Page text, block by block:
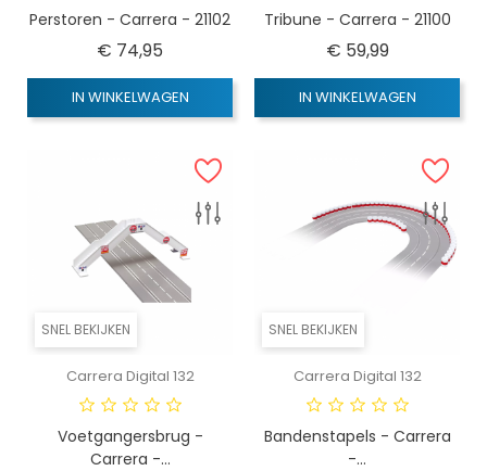
Perstoren - Carrera - 21102
€ 74,95
IN WINKELWAGEN
Tribune - Carrera - 21100
€ 59,99Prijs
IN WINKELWAGEN
SNEL BEKIJKEN
Carrera Digital 132
Voetgangersbrug -
Carrera -...
SNEL BEKIJKEN
Carrera Digital 132
Bandenstapels - Carrera
-...